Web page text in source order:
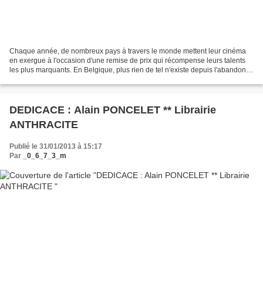
Chaque année, de nombreux pays à travers le monde mettent leur cinéma
en exergue à l'occasion d'une remise de prix qui récompense leurs talents
les plus marquants. En Belgique, plus rien de tel n'existe depuis l'abandon
DEDICACE : Alain PONCELET ** Librairie
ANTHRACITE
Publié le 31/01/2013 à 15:17
Par
_0_6_7_3_m